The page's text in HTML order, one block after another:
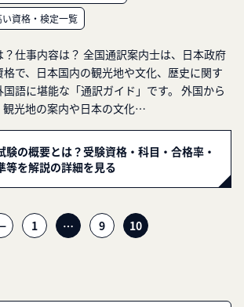
資格・検定一覧
仕事内容は？ 全国通訳案内士は、日本政府
で、日本国内の観光地や文化、歴史に関す
語に堪能な「通訳ガイド」です。 外国から
観光地の案内や日本の文化…
験の概要とは？受験資格・科目・合格率・
等を解説の詳細を見る
1 … 9 10